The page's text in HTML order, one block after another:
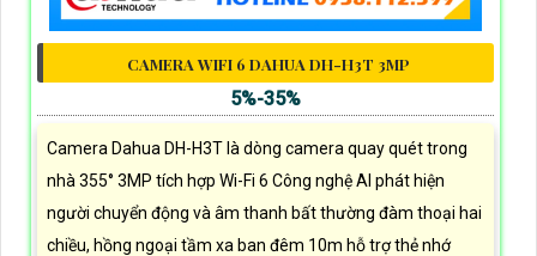
CAMERA WIFI 6 DAHUA DH-H3T 3MP
5%-35%
Camera Dahua DH-H3T là dòng camera quay quét trong
nhà 355° 3MP tích hợp Wi-Fi 6 Công nghệ AI phát hiện
người chuyển động và âm thanh bất thường đàm thoại hai
chiều, hồng ngoại tầm xa ban đêm 10m hỗ trợ thẻ nhớ